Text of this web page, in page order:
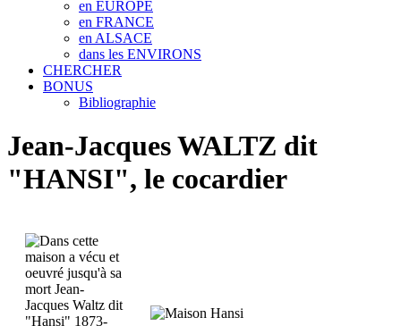
en EUROPE
en FRANCE
en ALSACE
dans les ENVIRONS
CHERCHER
BONUS
Bibliographie
Jean-Jacques WALTZ dit
"HANSI", le cocardier